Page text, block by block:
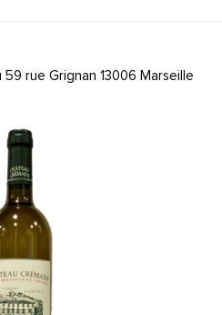
59 rue Grignan 13006 Marseille